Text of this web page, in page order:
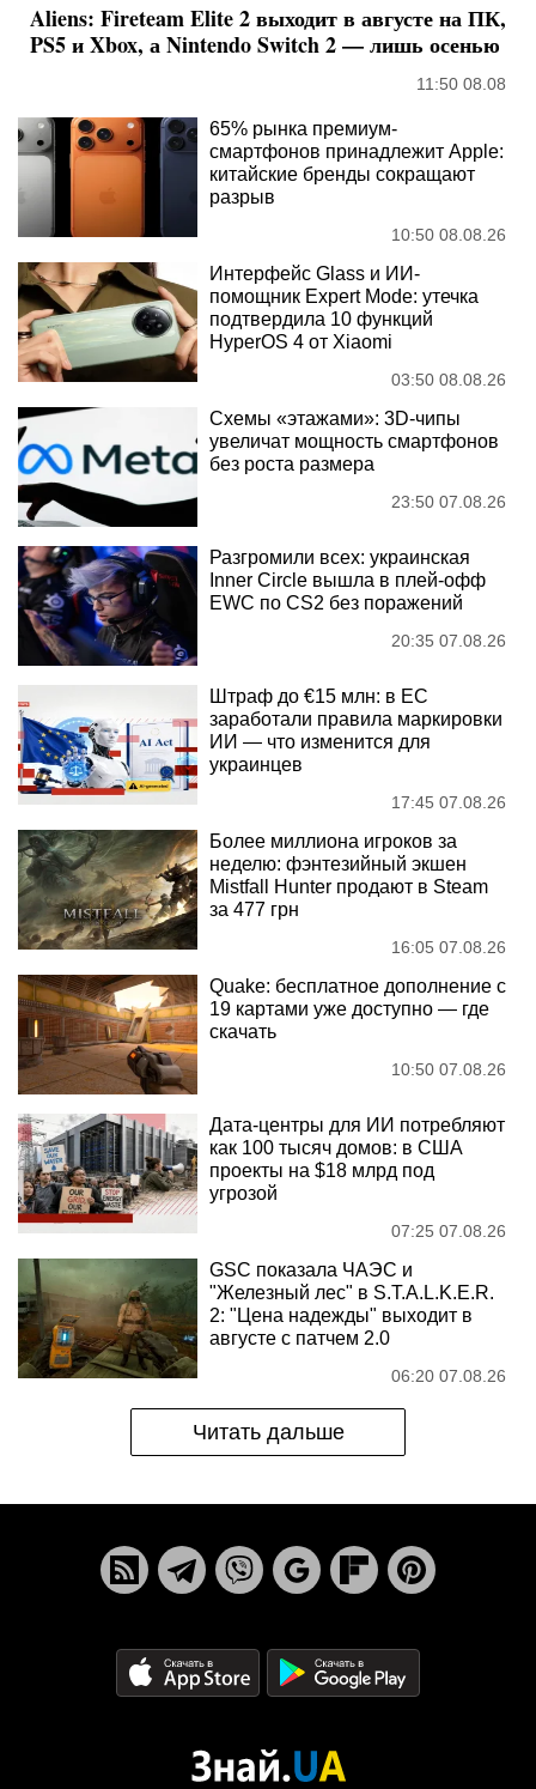
Aliens: Fireteam Elite 2 выходит в августе на ПК,
PS5 и Xbox, а Nintendo Switch 2 — лишь осенью
11:50 08.08
65% рынка премиум-
смартфонов принадлежит Apple:
китайские бренды сокращают
разрыв
10:50 08.08.26
Интерфейс Glass и ИИ-
помощник Expert Mode: утечка
подтвердила 10 функций
HyperOS 4 от Xiaomi
03:50 08.08.26
Схемы «этажами»: 3D-чипы
увеличат мощность смартфонов
без роста размера
23:50 07.08.26
Разгромили всех: украинская
Inner Circle вышла в плей-офф
EWC по CS2 без поражений
20:35 07.08.26
Штраф до €15 млн: в ЕС
заработали правила маркировки
ИИ — что изменится для
украинцев
17:45 07.08.26
Более миллиона игроков за
неделю: фэнтезийный экшен
Mistfall Hunter продают в Steam
за 477 грн
16:05 07.08.26
Quake: бесплатное дополнение с
19 картами уже доступно — где
скачать
10:50 07.08.26
Дата-центры для ИИ потребляют
как 100 тысяч домов: в США
проекты на $18 млрд под
угрозой
07:25 07.08.26
GSC показала ЧАЭС и
"Железный лес" в S.T.A.L.K.E.R.
2: "Цена надежды" выходит в
августе с патчем 2.0
06:20 07.08.26
Читать дальше